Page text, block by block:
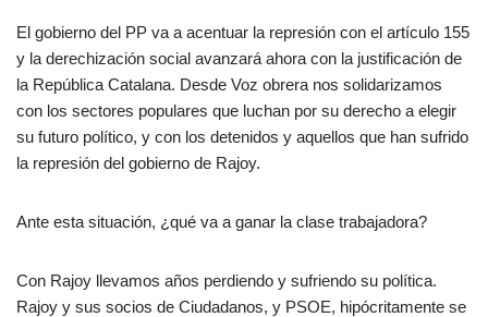
El gobierno del PP va a acentuar la represión con el artículo 155
y la derechización social avanzará ahora con la justificación de
la República Catalana. Desde Voz obrera nos solidarizamos
con los sectores populares que luchan por su derecho a elegir
su futuro político, y con los detenidos y aquellos que han sufrido
la represión del gobierno de Rajoy.
Ante esta situación, ¿qué va a ganar la clase trabajadora?
Con Rajoy llevamos años perdiendo y sufriendo su política.
Rajoy y sus socios de Ciudadanos, y PSOE, hipócritamente se